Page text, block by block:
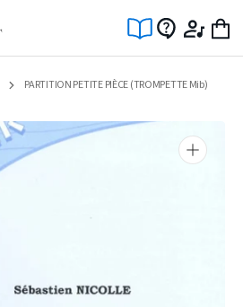
PARTITION PETITE PIÈCE (TROMPETTE Mib)